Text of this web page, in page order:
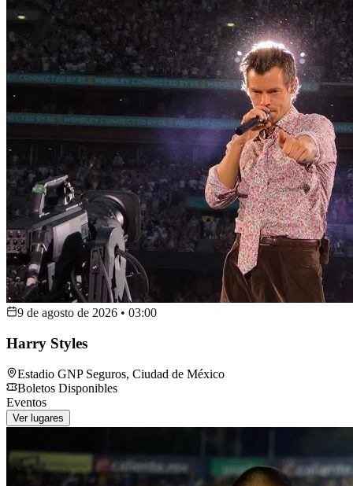
9 de agosto de 2026 • 03:00
Harry Styles
Estadio GNP Seguros, Ciudad de México
Boletos Disponibles
Eventos
Ver lugares